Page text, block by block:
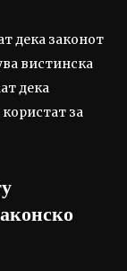
дека законот
вистинска
дека
за